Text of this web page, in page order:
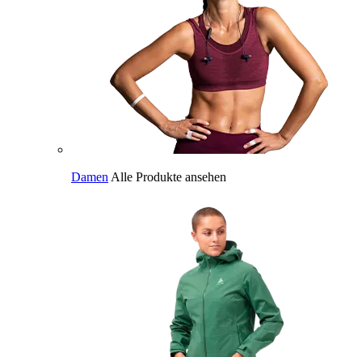
Damen Alle Produkte ansehen